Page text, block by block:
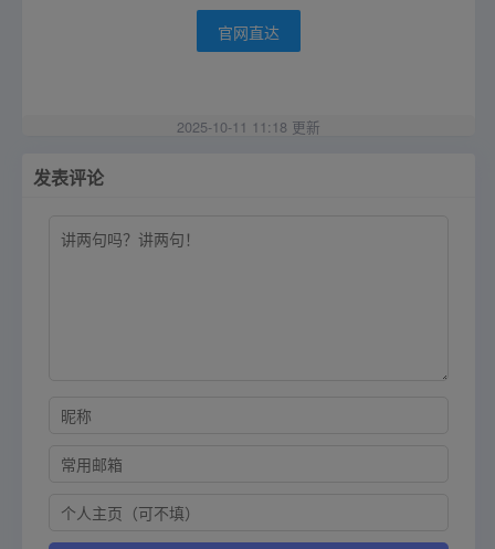
官网直达
2025-10-11 11:18 更新
发表评论